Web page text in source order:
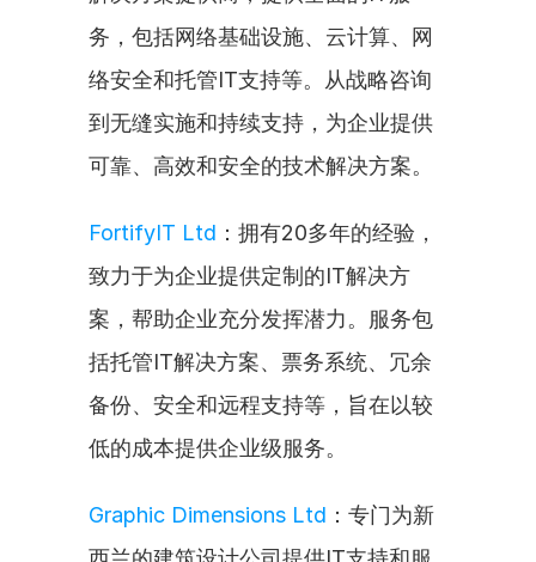
务，包括网络基础设施、云计算、网
络安全和托管IT支持等。从战略咨询
到无缝实施和持续支持，为企业提供
可靠、高效和安全的技术解决方案。
FortifyIT Ltd ：拥有20多年的经验，
致力于为企业提供定制的IT解决方
案，帮助企业充分发挥潜力。服务包
括托管IT解决方案、票务系统、冗余
备份、安全和远程支持等，旨在以较
低的成本提供企业级服务。
Graphic Dimensions Ltd ：专门为新